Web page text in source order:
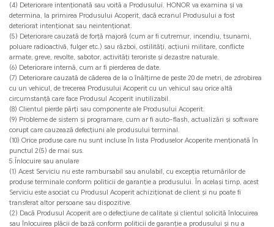
(4) Deteriorare intenționată sau voită a Produsului. HONOR va examina și va
determina, la primirea Produsului Acoperit, dacă ecranul Produsului a fost
deteriorat intenționat sau neintenționat.
(5) Deteriorare cauzată de forță majoră (cum ar fi cutremur, incendiu, tsunami,
poluare radioactivă, fulger etc.) sau război, ostilități, acțiuni militare, conflicte
armate, greve, revolte, sabotor, activități teroriste și dezastre naturale.
(6) Deteriorare internă, cum ar fi pierderea de date.
(7) Deteriorare cauzată de căderea de la o înălțime de peste 20 de metri, de zdrobirea
cu un vehicul, de trecerea Produsului Acoperit cu un vehicul sau orice altă
circumstanță care face Produsul Acoperit inutilizabil.
(8) Clientul pierde părți sau componente ale Produsului Acoperit.
(9) Probleme de sistem și programare, cum ar fi auto-flash, actualizări și software
corupt care cauzează defecțiuni ale produsului terminal.
(10) Orice produse care nu sunt incluse în lista Produselor Acoperite menționată în
punctul 2(5) de mai sus.
5.Înlocuire sau anulare
(1) Acest Serviciu nu este rambursabil sau anulabil, cu excepția returnărilor de
produse terminale conform politicii de garanție a produsului. În același timp, acest
Serviciu este asociat cu Produsul Acoperit achiziționat de client și nu poate fi
transferat altor persoane sau dispozitive.
(2) Dacă Produsul Acoperit are o defecțiune de calitate și clientul solicită înlocuirea
sau înlocuirea plăcii de bază conform politicii de garanție a produsului și nu a